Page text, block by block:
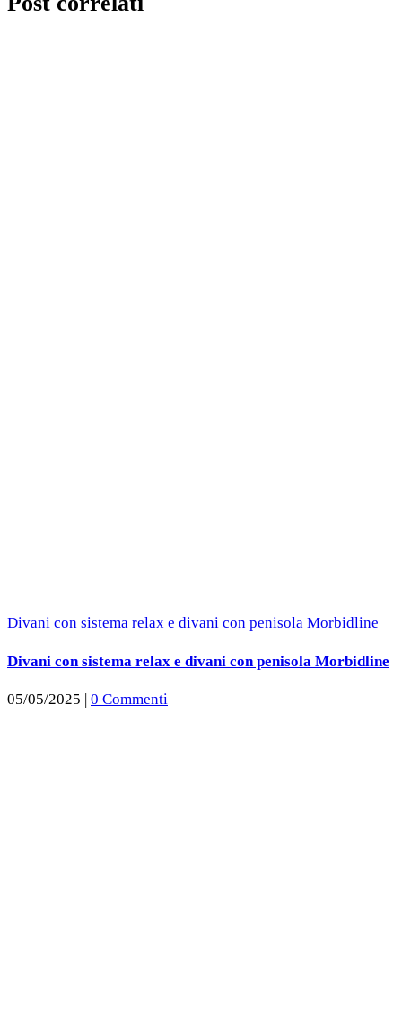
Divani con sistema relax e divani con penisola Morbidline
Divani con sistema relax e divani con penisola Morbidline
05/05/2025 0 Commenti